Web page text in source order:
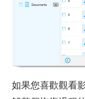
如果您喜歡觀看